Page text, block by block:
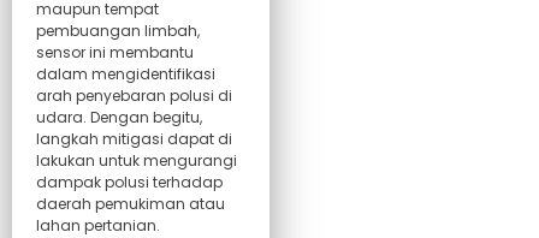
maupun tempat
pembuangan limbah,
sensor ini membantu
dalam mengidentifikasi
arah penyebaran polusi di
udara. Dengan begitu,
langkah mitigasi dapat di
lakukan untuk mengurangi
dampak polusi terhadap
daerah pemukiman atau
lahan pertanian.